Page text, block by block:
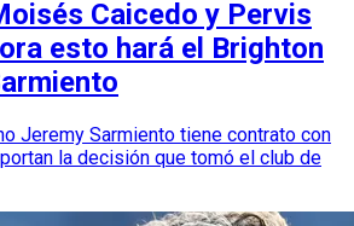
Caicedo y Pervis
esto hará el Brighton
Jeremy Sarmiento tiene contrato con
la decisión que tomó el club de